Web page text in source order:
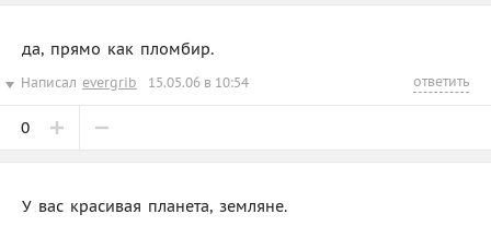
да, прямо как пломбир.
Написал evergrib 15.05.06 в 10:54 ответить
0
У вас красивая планета, земляне.